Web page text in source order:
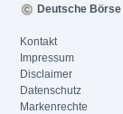
Deutsche Börse
Kontakt
Impressum
Disclaimer
Datenschutz
Markenrechte